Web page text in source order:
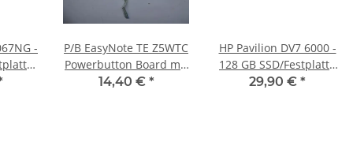
-
P/B EasyNote TE Z5WTC
Powerbutton Board mit
Kabel LS-9531P #4634
14,40 € *
HP Pavilion DV7 6000 -
128 GB SSD/Festplatte
SATA
29,90 € *